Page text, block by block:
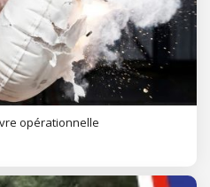
opérationnelle